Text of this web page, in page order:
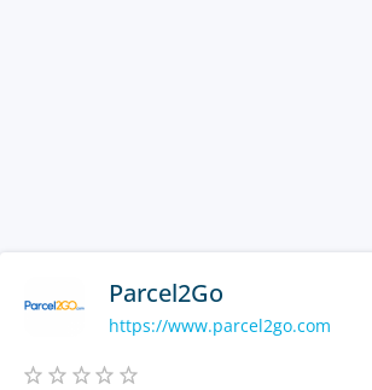
Parcel2Go
https://www.parcel2go.com